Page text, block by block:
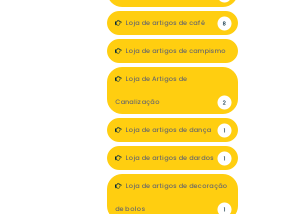
Loja de artigos de café 8
Loja de artigos de campismo
Loja de Artigos de
Canalização 2
Loja de artigos de dança 1
Loja de artigos de dardos 1
Loja de artigos de decoração
de bolos 1